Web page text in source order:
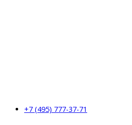
+7 (495) 777-37-71